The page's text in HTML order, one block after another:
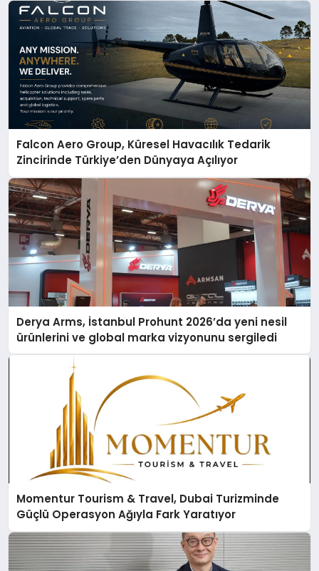
Falcon Aero Group, Küresel Havacılık Tedarik
Zincirinde Türkiye’den Dünyaya Açılıyor
Derya Arms, İstanbul Prohunt 2026’da yeni nesil
ürünlerini ve global marka vizyonunu sergiledi
Momentur Tourism & Travel, Dubai Turizminde
Güçlü Operasyon Ağıyla Fark Yaratıyor